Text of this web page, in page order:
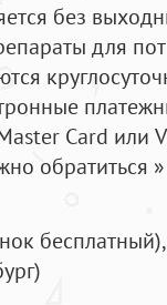
без
для
Card или
обратиться
бесплатный),